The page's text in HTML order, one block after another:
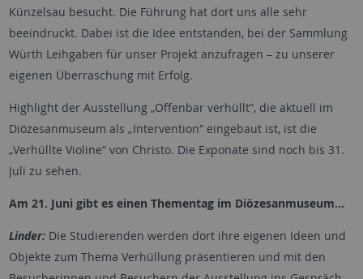
Künzelsau besucht. Die Führung hat dort uns alle sehr
beeindruckt. Dabei ist die Idee entstanden, bei der Sammlung
Würth Leihgaben für unser Projekt anzufragen – zu unserer
eigenen Überraschung mit Erfolg.
Highlight der Ausstellung „Offenbar verhüllt“, die aktuell im
Diözesanmuseum als „Intervention“ eingebaut ist, ist die
„Verhüllte Violine“ von Christo. Die Exponate sind noch bis 31.
Juli zu sehen.
Am 21. Juni gibt es einen Thementag im Diözesanmuseum…
Linder:Die Studierenden werden dort ihre eigenen Ideen und
Objekte zum Thema Verhüllung präsentieren und mit den